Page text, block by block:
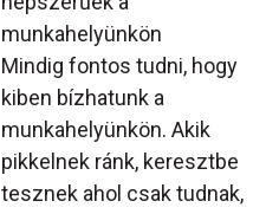
munkahelyünkön
Mindig fontos tudni, hogy
kiben bízhatunk a
munkahelyünkön. Akik
pikkelnek ránk, keresztbe
tesznek ahol csak tudnak,